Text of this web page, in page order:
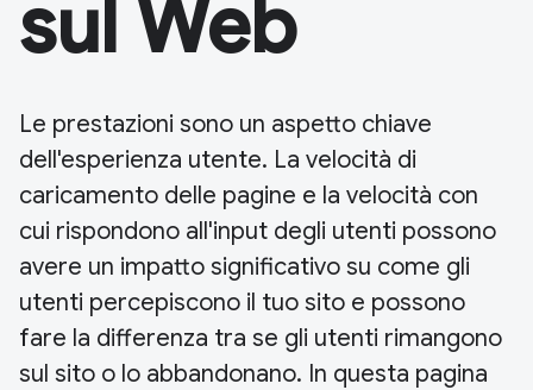
sul Web
Le prestazioni sono un aspetto chiave
dell'esperienza utente. La velocità di
caricamento delle pagine e la velocità con
cui rispondono all'input degli utenti possono
avere un impatto significativo su come gli
utenti percepiscono il tuo sito e possono
fare la differenza tra se gli utenti rimangono
sul sito o lo abbandonano. In questa pagina